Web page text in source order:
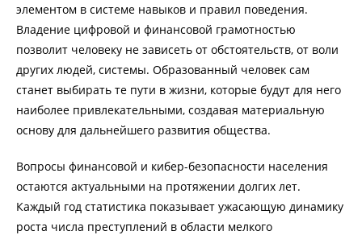
элементом в системе навыков и правил поведения.
Владение цифровой и финансовой грамотностью
позволит человеку не зависеть от обстоятельств, от воли
других людей, системы. Образованный человек сам
станет выбирать те пути в жизни, которые будут для него
наиболее привлекательными, создавая материальную
основу для дальнейшего развития общества.
Вопросы финансовой и кибер-безопасности населения
остаются актуальными на протяжении долгих лет.
Каждый год статистика показывает ужасающую динамику
роста числа преступлений в области мелкого